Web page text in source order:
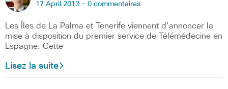
17 April 2013 - 0 commentaires
Les Îles de La Palma et Tenerife viennent d’annoncer la
mise à disposition du premier service de Télémédecine en
Espagne. Cette
Lisez la suite